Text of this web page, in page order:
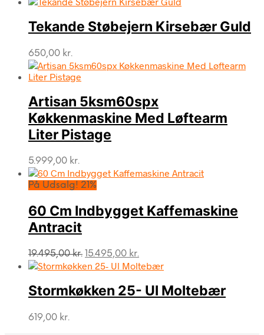
Tekande Støbejern Kirsebær Guld
650,00 kr.
Artisan 5ksm60spx
Køkkenmaskine Med Løftearm
Liter Pistage
5.999,00 kr.
På Udsalg! 21%
60 Cm Indbygget Kaffemaskine
Antracit
19.495,00kr. Den
oprindelige
var:
19.495,00 kr..
15.495,00 kr.
aktuelle
er:
15.495,00 kr..
Stormkøkken 25- Ul Moltebær
619,00 kr.